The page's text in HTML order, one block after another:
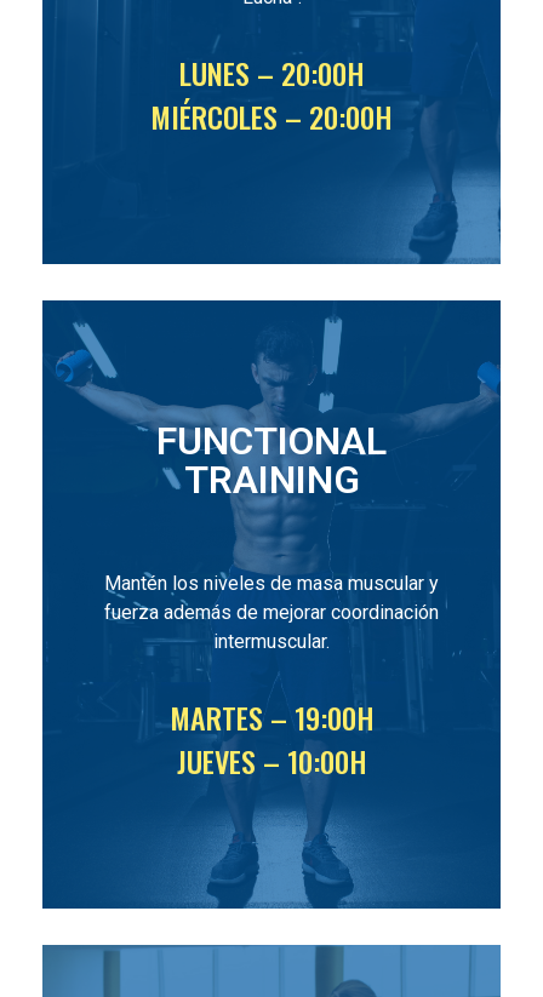
LUNES – 20:00H
MIÉRCOLES – 20:00H
FUNCTIONAL
TRAINING
Mantén los niveles de masa muscular y
fuerza además de mejorar coordinación
intermuscular.
MARTES – 19:00H
JUEVES – 10:00H